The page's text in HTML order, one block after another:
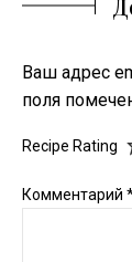
Ваш адрес
поля
Recipe Rating
Комментарий